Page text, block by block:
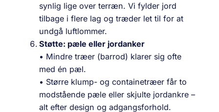
synlig lige over terræn. Vi fylder jord
tilbage i flere lag og træder let til for at
undgå luftlommer.
Støtte: pæle eller jordanker
• Mindre træer (barrod) klarer sig ofte
med én pæl.
• Større klump- og containetræer får to
modstående pæle eller skjulte jordankre –
alt efter design og adgangsforhold.